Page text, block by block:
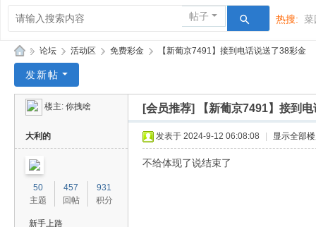
帖子 热搜:
园
» 论坛 › 活动区 › 免费彩金 › 【新葡京7491】接到电话说送了38彩金
发新帖
楼主: 你拽啥 [会员推荐] 【新葡京7491】接到
大利的
50
主题
457
回帖
931
积分
新手上路
发表于 2024-9-12 06:08:08 显示全部
不给体现了说结束了